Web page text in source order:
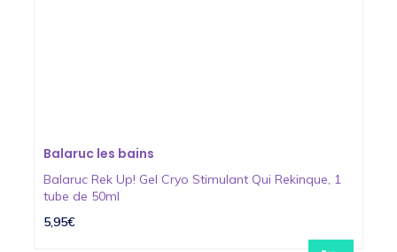
Balaruc les bains
Balaruc Rek Up! Gel Cryo Stimulant Qui Rekinque, 1
tube de 50ml
5,95€